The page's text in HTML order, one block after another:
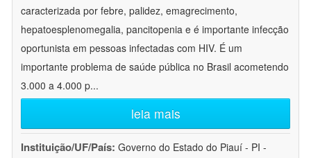
caracterizada por febre, palidez, emagrecimento,
hepatoesplenomegalia, pancitopenia e é importante infecção
oportunista em pessoas infectadas com HIV. É um
importante problema de saúde pública no Brasil acometendo
3.000 a 4.000 p...
leia mais
Instituição/UF/País: Governo do Estado do Piauí - PI -